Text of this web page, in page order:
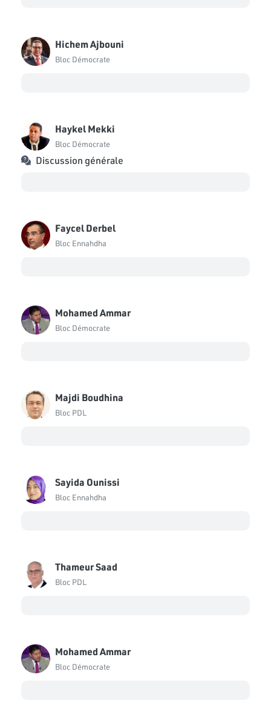
Hichem Ajbouni
Bloc Démocrate
Haykel Mekki
Bloc Démocrate
Discussion générale
Faycel Derbel
Bloc Ennahdha
Mohamed Ammar
Bloc Démocrate
Majdi Boudhina
Bloc PDL
Sayida Ounissi
Bloc Ennahdha
Thameur Saad
Bloc PDL
Mohamed Ammar
Bloc Démocrate
Non affilié au commission
Leila Haddad